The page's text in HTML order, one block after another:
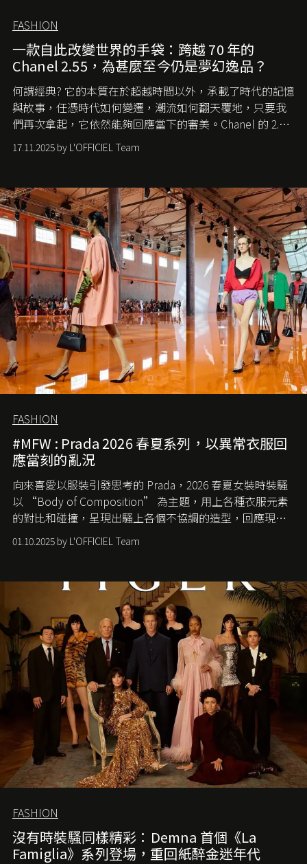
FASHION
一款自此改變世界的手袋：跨越 70 年的
Chanel 2.55，為甚麼至今仍是夢幻逸品？
何謂經典? 它的本質在於超越時間以外，承載了時代的記憶
與故事，任憑時代如何變遷，潮流如何翻天覆地，只要我
們再次拿起，它依然能夠回應當下的審美。Chanel 的 2.55
手袋更是這樣存在，自問世至今，一直有着舉足輕重的地
位。如果說每個女生的第一個夢想手袋是 Chanel，那 2.55
愛它的雋永與優雅。那麼這個手袋是怎麼誕生的呢？又為
甚麼取名叫 2.55 ？今天就由《L'Officiel HK》帶你穿越流金
歲月，回顧 2.55 的誕生故事。
17.11.2025 by L'OFFICIEL Team
FASHION
#MFW : Prada 2026 春夏系列，以異常衣服回
應當刻的亂況
向來喜愛以服裝引發思考的 Prada，2026 春夏女裝時裝騷
以 “Body of Composition” 為主題，用上各種衣服元素
的對比和碰撞，呈現出騷上各個不協調的造型，回應現今
社會各種資訊、文化超載的現象。
01.10.2025 by L'OFFICIEL Team
FASHION
沒有時裝騷同樣精彩：Demna 首個《La
Famiglia》系列登場，重回紙醉金迷年代